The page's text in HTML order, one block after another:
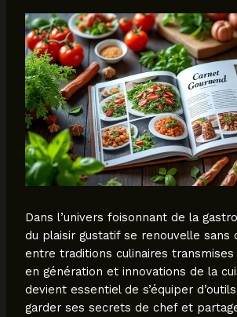
Dans l’univers foisonnant de la
du plaisir gustatif se renouvelle sans
entre traditions culinaires transmises
en génération et innovations de la
devient essentiel de s’équiper
garder ses secrets de chef et